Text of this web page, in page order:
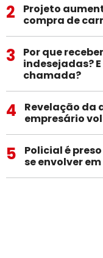
2
Projeto
compra de
3
Por que
indesejadas?
chamada?
4
Revelação da
empresário
5
Policial é
se envolver